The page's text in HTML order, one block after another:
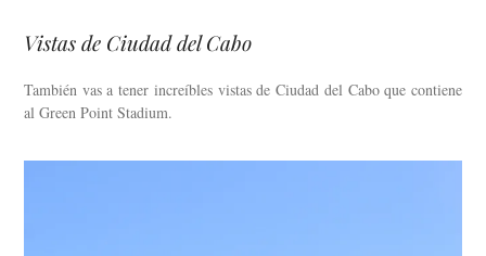
Vistas de Ciudad del Cabo
También vas a tener increíbles vistas de Ciudad del Cabo que contiene
al Green Point Stadium.